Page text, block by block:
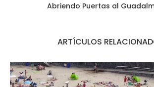
Abriendo Puertas al
ARTÍCULOS